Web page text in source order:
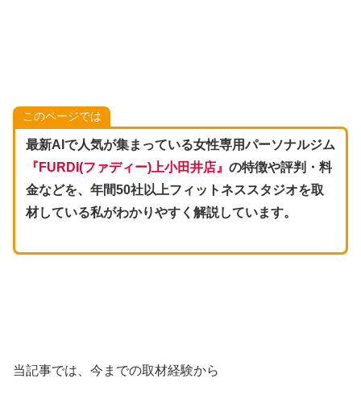
このページでは
最新AIで人気が集まっている女性専用パーソナルジム
『 FURDI(ファディー)上小田井店』 の特徴や評判・料
金などを、年間50社以上フィットネススタジオを取
材している私がわかりやすく解説しています。
当記事では、今までの取材経験から